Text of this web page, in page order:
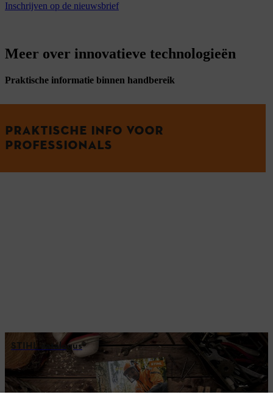
Inschrijven op de nieuwsbrief
Meer over innovatieve technologieën
Praktische informatie binnen handbereik
PRAKTISCHE INFO VOOR
PROFESSIONALS
STIHL catalogus